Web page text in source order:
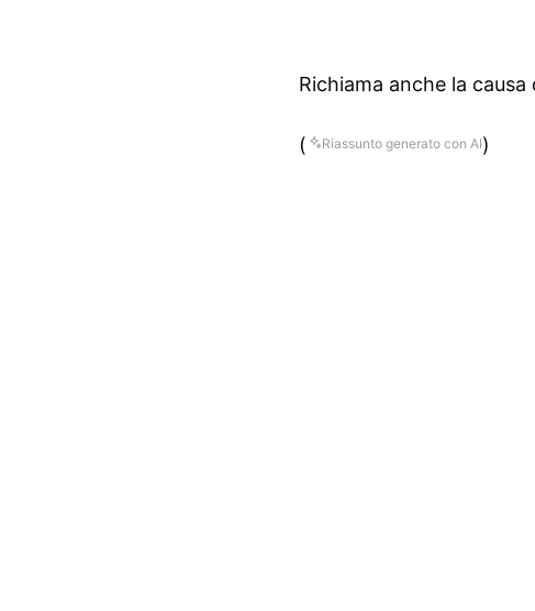
Richiama anche la
( Riassunto generato con AI)